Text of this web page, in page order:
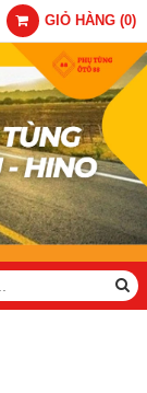
GIỎ HÀNG (0)